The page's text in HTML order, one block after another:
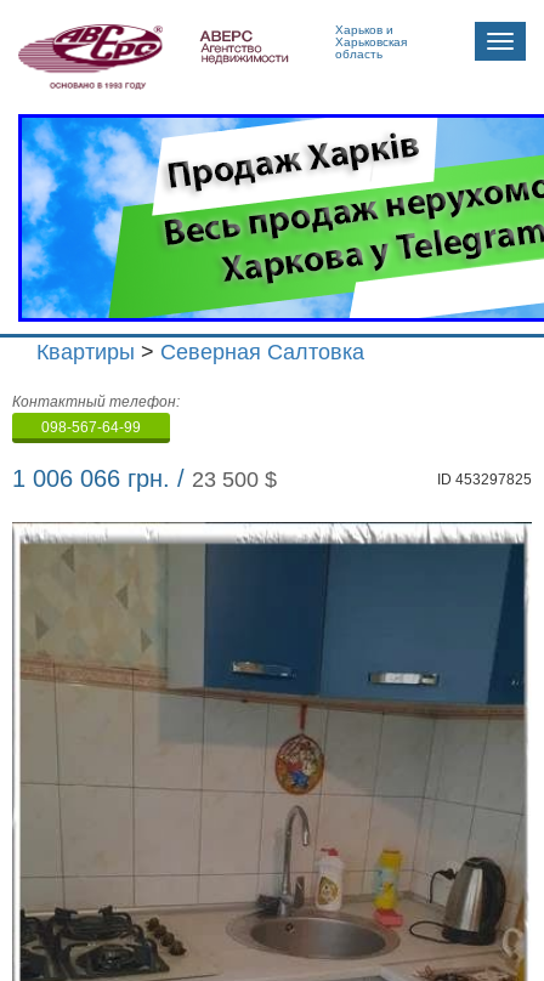
Харьков и
Харьковская
область
Toggle
Квартиры > Северная Салтовка
Агенство
недвижимости
"Аверс"
Контактный телефон:
098-567-64-99
1 006 066 грн. / 23 500 $ ID 453297825